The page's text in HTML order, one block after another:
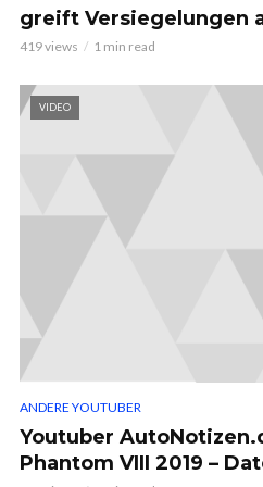
greift Versiegelungen
419 views 1 min read
VIDEO
ANDERE YOUTUBER
Youtuber
Phantom VIII 2019 –